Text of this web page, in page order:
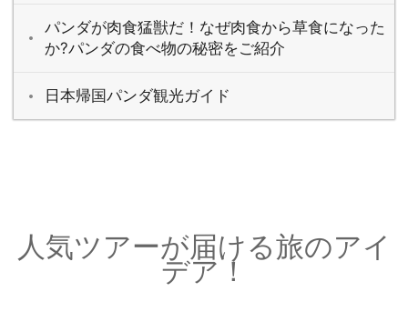
パンダが肉食猛獣だ！なぜ肉食から草食になった
か?パンダの食べ物の秘密をご紹介
日本帰国パンダ観光ガイド
人気ツアーが届ける旅のアイ
デア！